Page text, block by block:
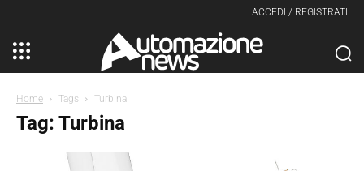
ACCEDI / REGISTRATI
Home Tags Turbina
Tag: Turbina